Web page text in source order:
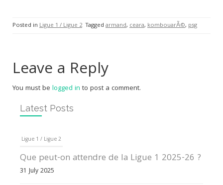
Posted in Ligue 1 / Ligue 2 Tagged armand, ceara, kombouarÃ©, psg
Leave a Reply
You must be logged in to post a comment.
Latest Posts
Ligue 1 / Ligue 2
Que peut-on attendre de la Ligue 1 2025-26 ?
31 July 2025